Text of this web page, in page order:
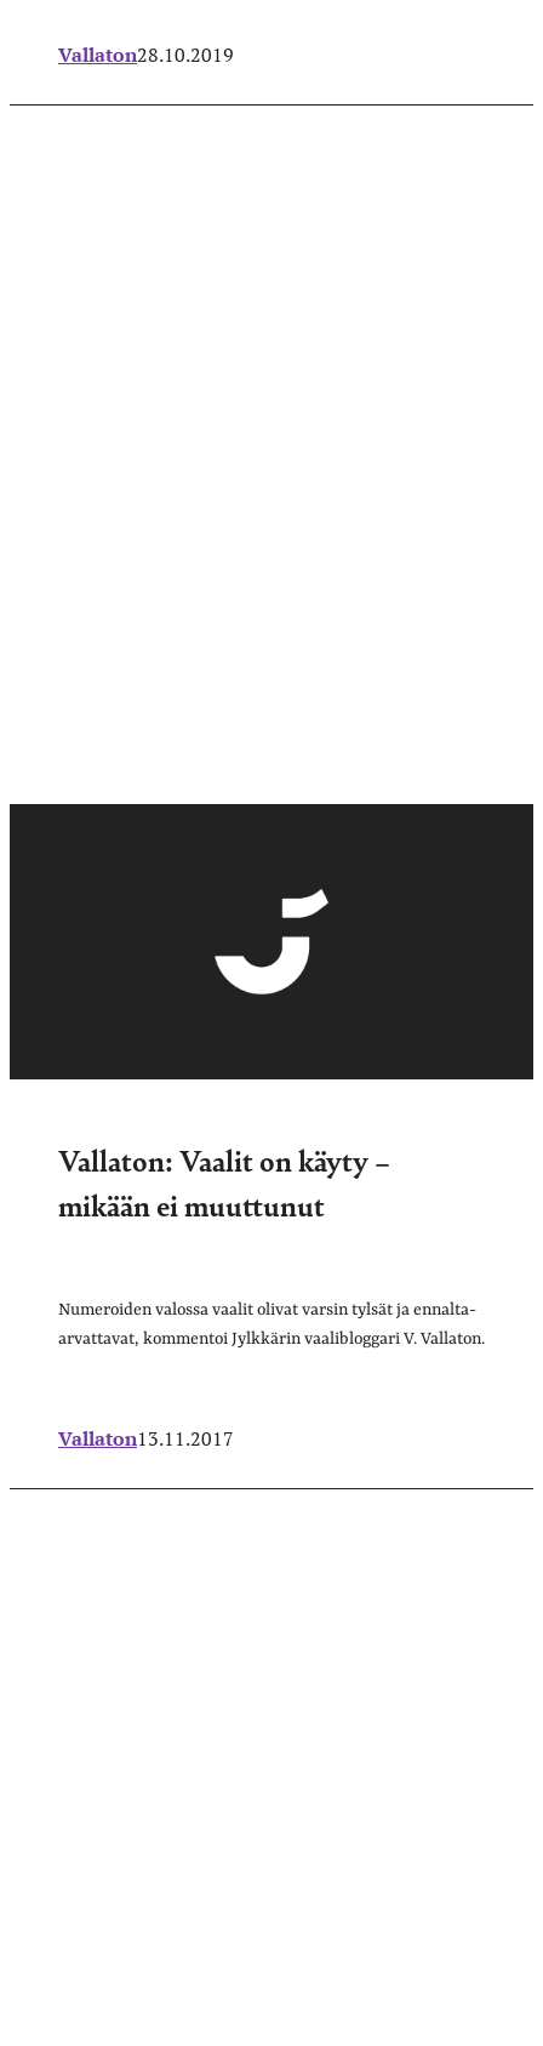
Vallaton28.10.2019
Vallaton: Vaalit on käyty –
mikään ei muuttunut
Numeroiden valossa vaalit olivat varsin tylsät ja ennalta-
arvattavat, kommentoi Jylkkärin vaalibloggari V. Vallaton.
Vallaton13.11.2017